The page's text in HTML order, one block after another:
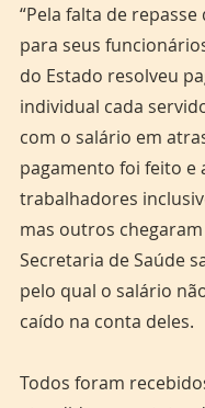
“Pela falta de
para seus
do Estado resolveu
individual cada
com o salário em
pagamento foi feito e
trabalhadores
mas outros
Secretaria de Saúde
pelo qual o salário
caído na conta deles.
Todos foram